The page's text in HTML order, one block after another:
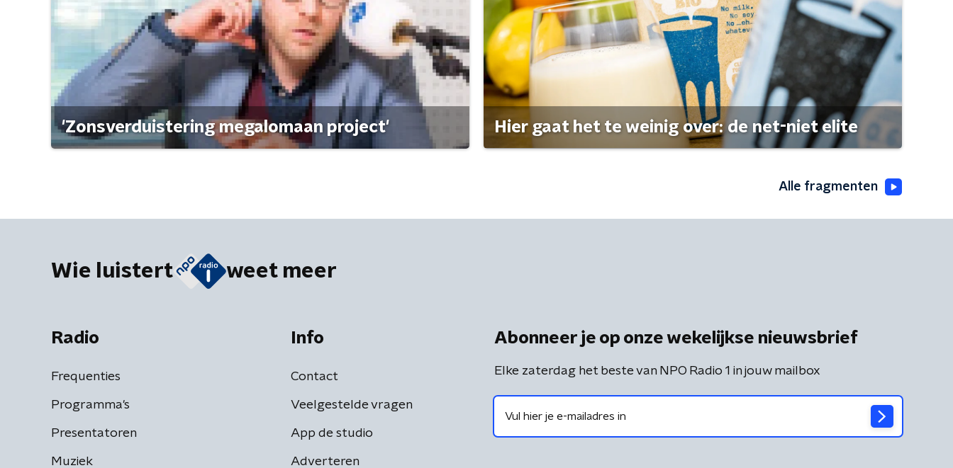
'Zonsverduistering megalomaan project' Hier gaat het te weinig over: de net-niet elite
Alle fragmenten
Wie luistert weet meer
Radio
Frequenties
Programma's
Presentatoren
Muziek
Info
Contact
Veelgestelde vragen
App de studio
Adverteren
Abonneer je op onze wekelijkse nieuwsbrief
Elke zaterdag het beste van NPO Radio 1 in jouw mailbox